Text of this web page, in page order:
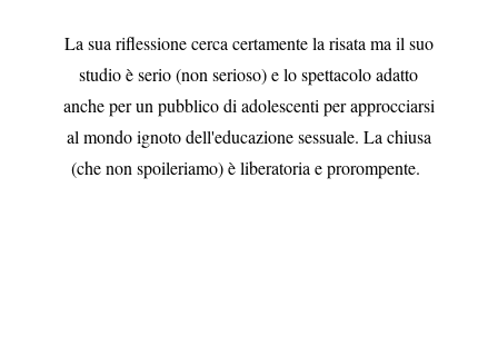
La sua riflessione cerca certamente la risata ma il suo
studio è serio (non serioso) e lo spettacolo adatto
anche per un pubblico di adolescenti per approcciarsi
al mondo ignoto dell'educazione sessuale. La chiusa
(che non spoileriamo) è liberatoria e prorompente.